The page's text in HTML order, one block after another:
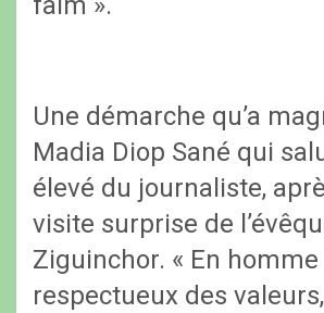
Une démarche qu’a
Madia Diop Sané qui
élevé du journaliste,
visite surprise de
Ziguinchor. « En homme
respectueux des